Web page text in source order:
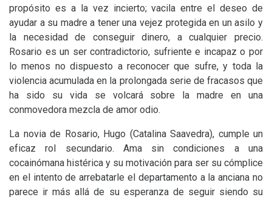
propósito es a la vez incierto; vacila entre el deseo de
ayudar a su madre a tener una vejez protegida en un asilo y
la necesidad de conseguir dinero, a cualquier precio.
Rosario es un ser contradictorio, sufriente e incapaz o por
lo menos no dispuesto a reconocer que sufre, y toda la
violencia acumulada en la prolongada serie de fracasos que
ha sido su vida se volcará sobre la madre en una
conmovedora mezcla de amor odio.
La novia de Rosario, Hugo (Catalina Saavedra), cumple un
eficaz rol secundario. Ama sin condiciones a una
cocainómana histérica y su motivación para ser su cómplice
en el intento de arrebatarle el departamento a la anciana no
parece ir más allá de su esperanza de seguir siendo su